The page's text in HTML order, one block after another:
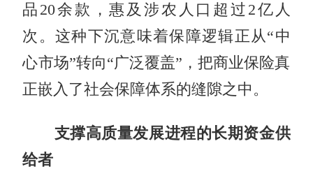
品20余款，惠及涉农人口超过2亿人
次。这种下沉意味着保障逻辑正从“中
心市场”转向“广泛覆盖”，把商业保险真
正嵌入了社会保障体系的缝隙之中。
支撑高质量发展进程的长期资金供
给者